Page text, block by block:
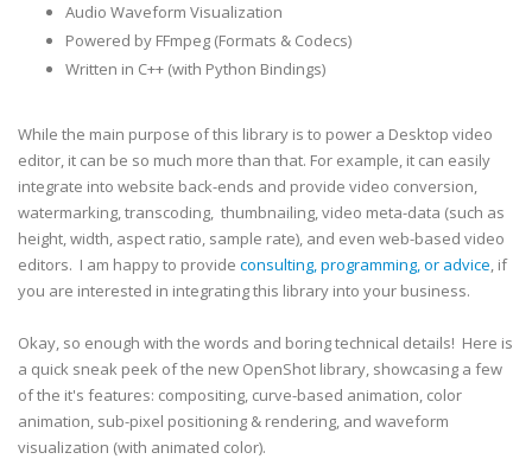
Audio Waveform Visualization
Powered by FFmpeg (Formats & Codecs)
Written in C++ (with Python Bindings)
While the main purpose of this library is to power a Desktop video
editor, it can be so much more than that. For example, it can easily
integrate into website back-ends and provide video conversion,
watermarking, transcoding, thumbnailing, video meta-data (such as
height, width, aspect ratio, sample rate), and even web-based video
editors. I am happy to provide consulting, programming, or advice, if
you are interested in integrating this library into your business.
Okay, so enough with the words and boring technical details! Here is
a quick sneak peek of the new OpenShot library, showcasing a few
of the it's features: compositing, curve-based animation, color
animation, sub-pixel positioning & rendering, and waveform
visualization (with animated color).